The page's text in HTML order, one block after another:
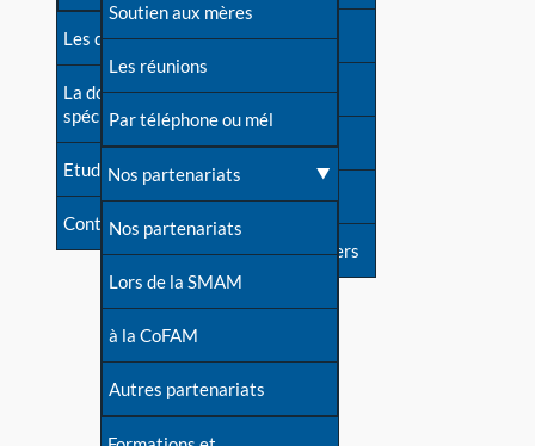
Cas particuliers
Mythes et vérités
Devenir animatrice ?
Une question sur le site
Les dossiers de l'allaitement
La documentation
spécialisée
Etudes récentes
Contact
Dossier de presse
Soutenir LLL
Livre d'or
Forum
S'inscrire à nos newsletters
Soutien aux mères
Les réunions
Par téléphone ou mél
Nos partenariats
Nos partenariats
Lors de la SMAM
à la CoFAM
Autres partenariats